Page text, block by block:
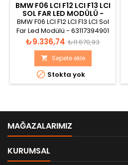
BMW F06 LCI F12 LCI F13 LCI
SOL FAR LED MODÜLÜ -
63117394901
BMW F06 LCI F12 LCI F13 LCI Sol
Far Led Modülü - 63117394901
Fiyat
₺9.336,74 Normal
fiyat
₺11.670,93
 Sepete ekle
 Stokta yok
MAĞAZALARIMIZ
KURUMSAL